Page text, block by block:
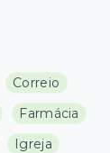
Correio
Farmácia
Igreja